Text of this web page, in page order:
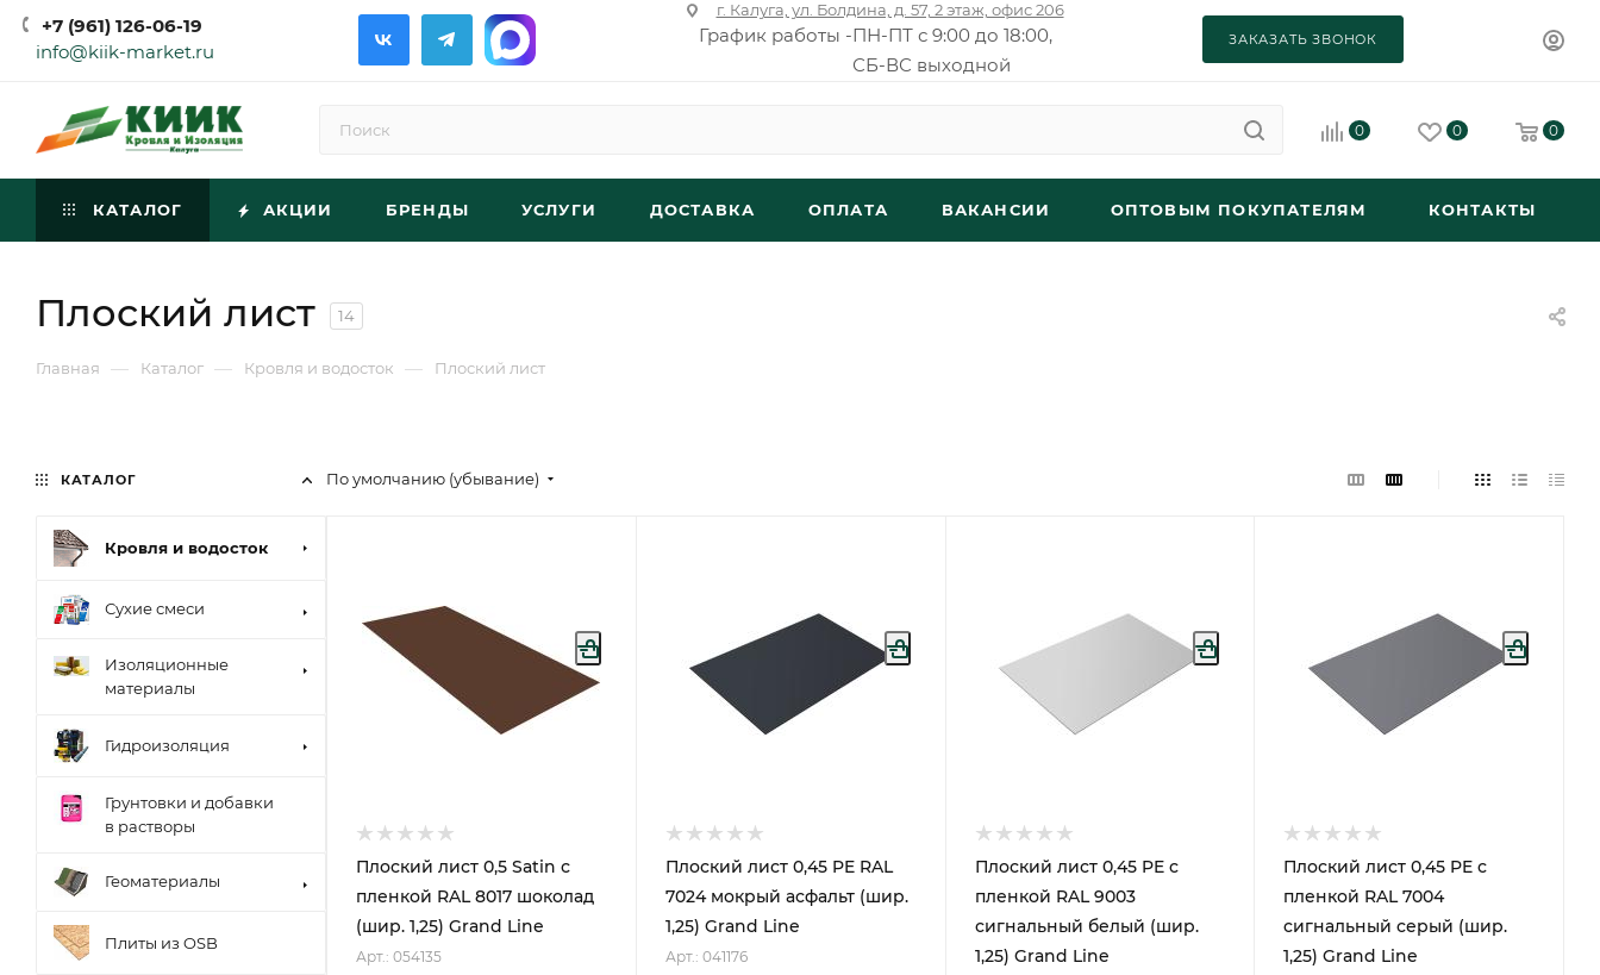
+7 (961) 126-06-19
info@kiik-market.ru
г. Калуга, ул. Болдина, д. 57, 2 этаж, офис 206
График работы -ПН-ПТ с 9:00 до 18:00,
СБ-ВС выходной
ЗАКАЗАТЬ ЗВОНОК
0 0 0
КАТАЛОГ АКЦИИ БРЕНДЫ УСЛУГИ ДОСТАВКА ОПЛАТА ВАКАНСИИ ОПТОВЫМ ПОКУПАТЕЛЯМ КОНТАКТЫ
Плоский лист 14
Главная — Каталог — Кровля и водосток — Плоский лист
По умолчанию (убывание)
Плоский лист 0,5 Satin с
пленкой RAL 8017 шоколад
(шир. 1,25) Grand Line
Арт.: 054135
Плоский лист 0,45 PE RAL
7024 мокрый асфальт (шир.
1,25) Grand Line
Арт.: 041176
Плоский лист 0,45 PE с
пленкой RAL 9003
сигнальный белый (шир.
1,25) Grand Line
Плоский лист 0,45 PE с
пленкой RAL 7004
сигнальный серый (шир.
1,25) Grand Line
КАТАЛОГ
Кровля и водосток
Сухие смеси
Изоляционные
материалы
Гидроизоляция
Грунтовки и добавки
в растворы
Геоматериалы
Плиты из OSB